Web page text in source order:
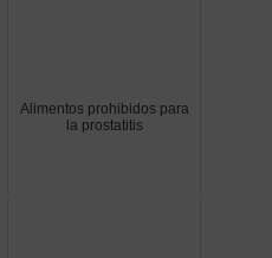
Alimentos prohibidos para
la prostatitis